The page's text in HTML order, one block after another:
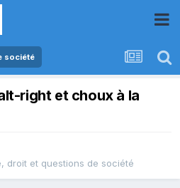
société
right et choux à la
droit et questions de société